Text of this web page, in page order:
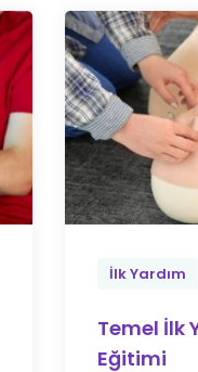
İlk Yardım
Temel İlk
Eğitimi